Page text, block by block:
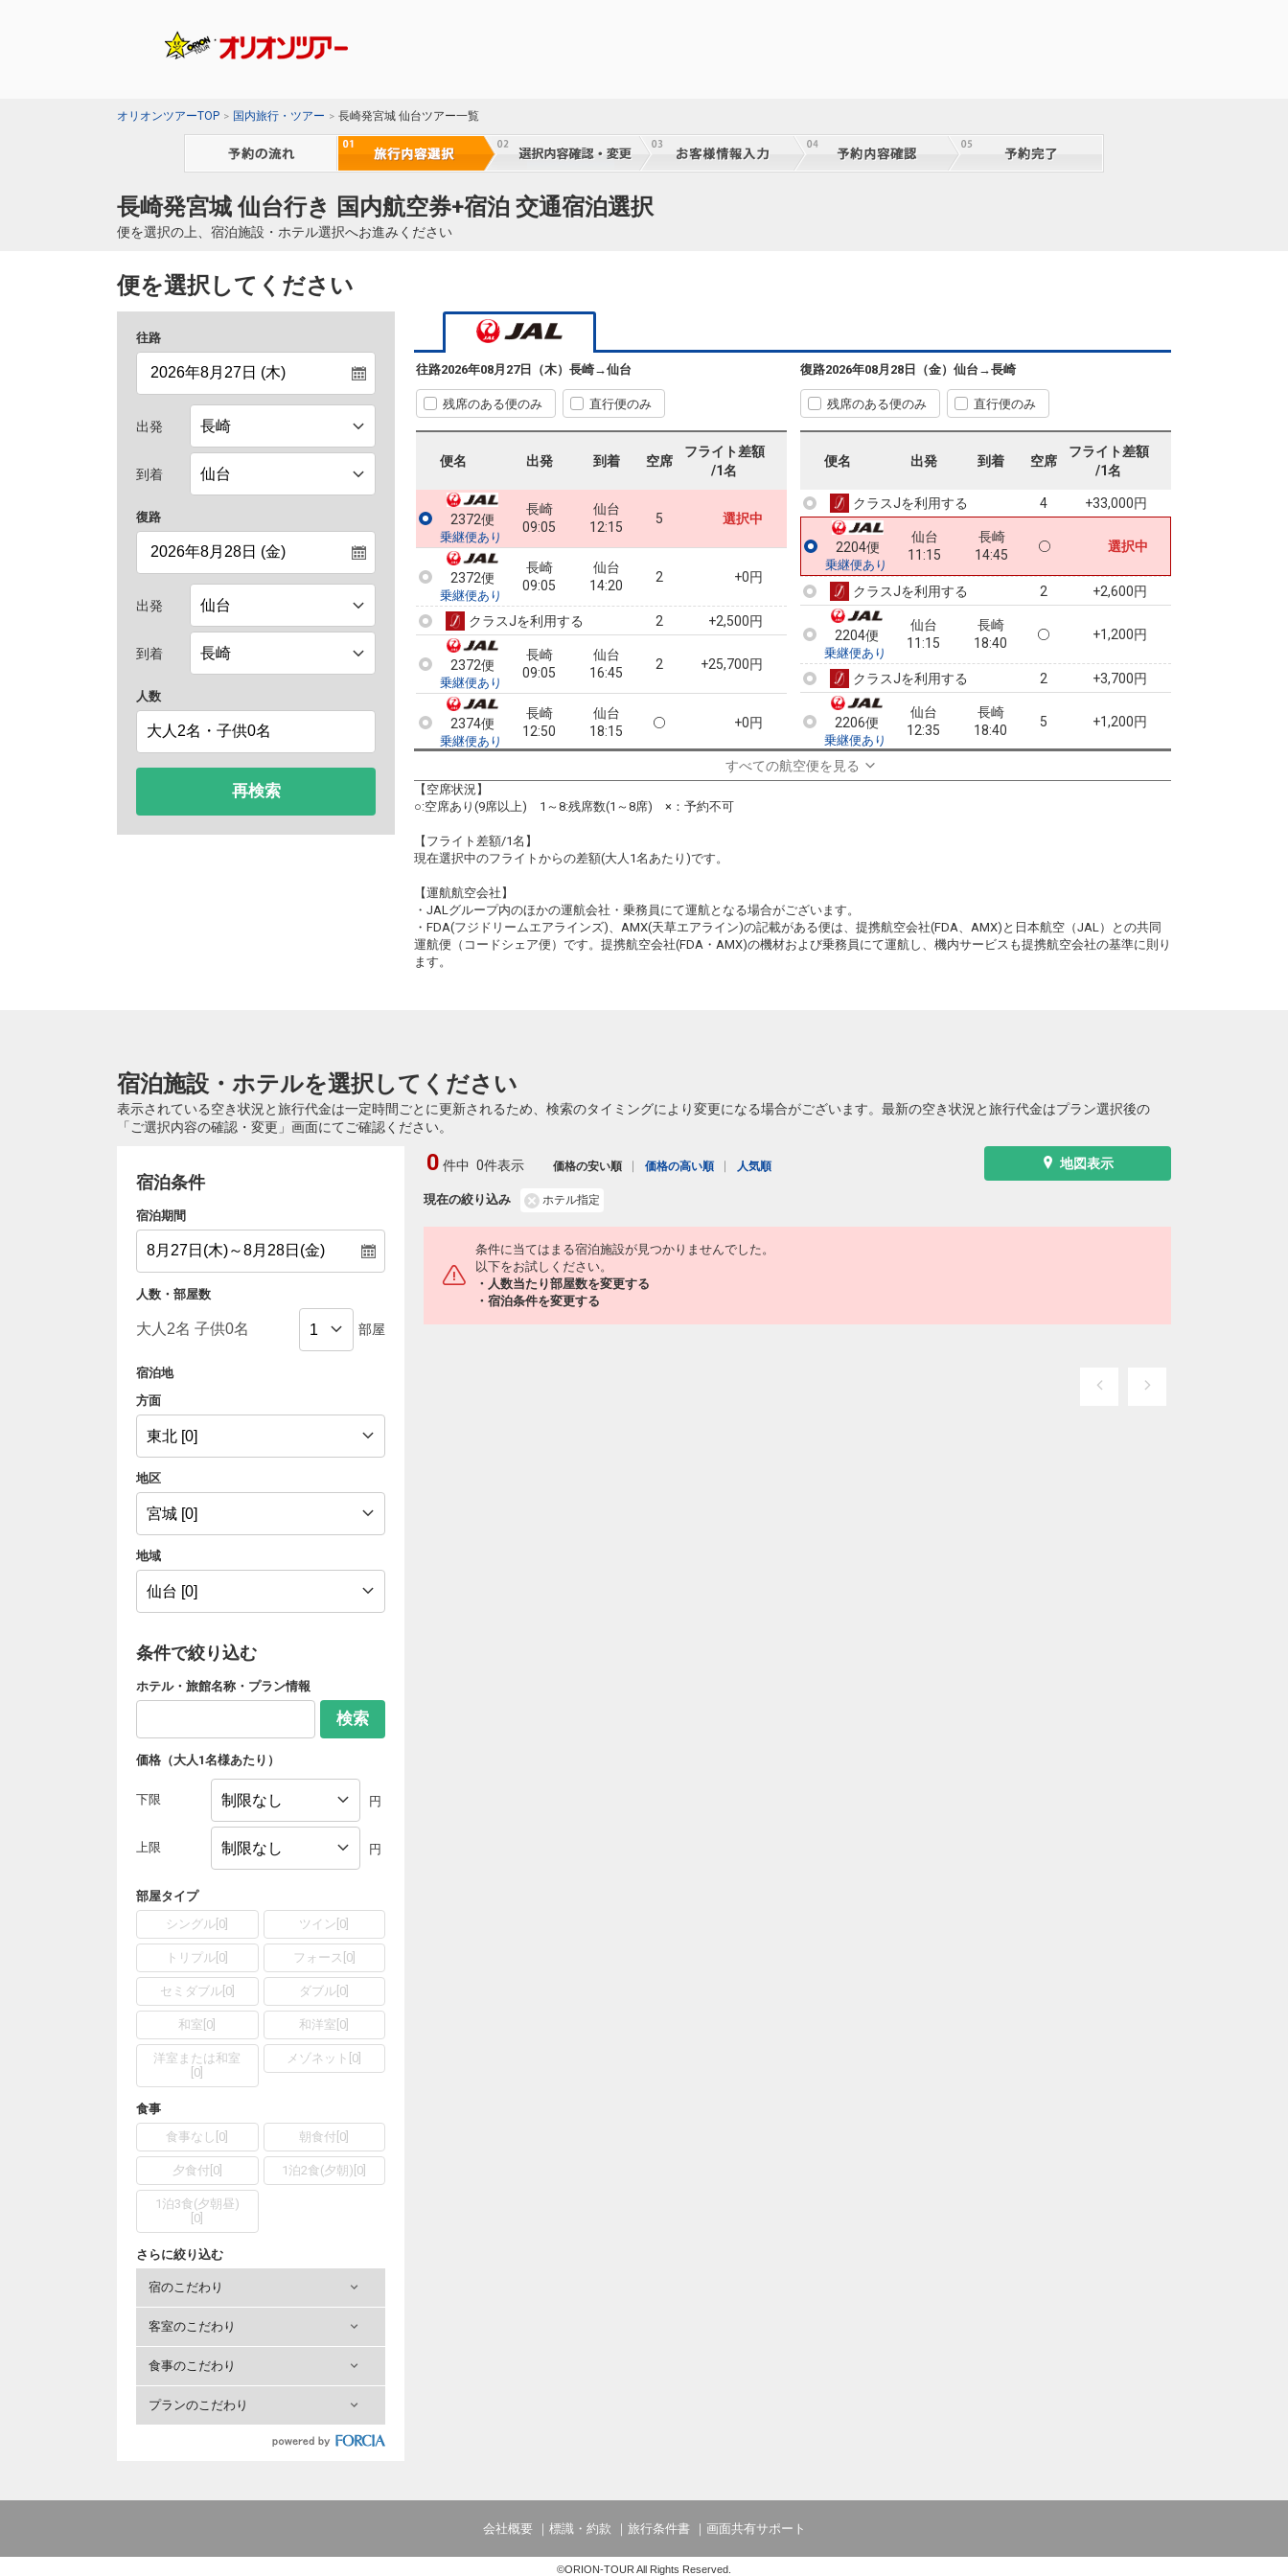
オリオンツアーTOP 国内旅行・ツアー 長崎発宮城 仙台ツアー一覧
長崎発宮城 仙台行き 国内航空券+宿泊 交通宿泊選択
便を選択の上、宿泊施設・ホテル選択へお進みください
便を選択してください
往路
出発
到着
復路
出発
到着
人数
再検索
往路2026年08月27日（木） 長崎→仙台
残席のある便のみ 直行便のみ
便名 出発 到着 空席
フライト差額
/1名
2372便
乗継便あり
長崎
09:05
仙台
12:15
5 選択中
2372便
乗継便あり
長崎
09:05
仙台
14:20
2 +0円
クラスJを利用する 2 +2,500円
2372便
乗継便あり
長崎
09:05
仙台
16:45
2 +25,700円
2374便
乗継便あり
長崎
12:50
仙台
18:15
+0円
+2,500円
2374便
長崎
12:50
仙台
21:05
クラスJを利用する 3 +2,500円
2374便
乗継便あり
12:50
16:45
2376便
長崎
仙台
7 +1,100円
クラスJを利用する
復路2026年08月28日（金） 仙台 →長崎
残席のある便のみ 直行便のみ
便名 出発 到着 空席
フライト差額
/1名
2202便
乗継便あり
仙台
09:20
長崎
12:20
クラスJを利用する 3
2202便
09:20
長崎
14:45
+0円
クラスJを利用する 4 +33,000円
2204便
乗継便あり
仙台
11:15
長崎
14:45
選択中
クラスJを利用する 2 +2,600円
2204便
乗継便あり
仙台
11:15
長崎
18:40
+1,200円
クラスJを利用する 2 +3,700円
2206便
乗継便あり
仙台
12:35
長崎
18:40
5 +1,200円
2210便 4 +1,200円
すべての航空便を見る
【空席状況】
○:空席あり(9席以上) 1～8:残席数(1～8席) ×：予約不可
【フライト差額/1名】
現在選択中のフライトからの差額(大人1名あたり)です。
【運航航空会社】
・JALグループ内のほかの運航会社・乗務員にて運航となる場合がございます。
・FDA(フジドリームエアラインズ)、AMX(天草エアライン)の記載がある便は、提携航空会社(FDA、AMX)と日本航空（JAL）との共同
運航便（コードシェア便）です。提携航空会社(FDA・AMX)の機材および乗務員にて運航し、機内サービスも提携航空会社の基準に則り
ます。
宿泊施設・ホテルを選択してください
表示されている空き状況と旅行代金は一定時間ごとに更新されるため、検索のタイミングにより変更になる場合がございます。最新の空き状況と旅行代金はプラン選択後の
「ご選択内容の確認・変更」画面にてご確認ください。
宿泊条件
宿泊期間
人数・部屋数
部屋
宿泊地
方面
地区
地域
条件で絞り込む
ホテル・旅館名称・プラン情報
検索
価格（大人1名様あたり）
下限 円
上限 円
部屋タイプ
シングル 0 ツイン 0
トリプル 0 フォース 0]
セミダブル[ 0] ダブル 0
和室 0 和洋室 0
洋室または和室
0
メゾネット 0
食事
食事なし 0 朝食付 0
夕食付 0] 1泊2食(夕朝) 0
1泊3食(夕朝昼)
0
さらに絞り込む
宿のこだわり
客室のこだわり
食事のこだわり
プランのこだわり
地図表示
現在の絞り込み ホテル指定
0 件中 0件表示 価格の安い順 価格の高い順 人気順
条件に当てはまる宿泊施設が見つかりませんでした。
以下をお試しください。
・人数当たり部屋数を変更する
・宿泊条件を変更する
会社概要 標識・約款 旅行条件書 画面共有サポート
©ORION-TOUR All Rights Reserved.